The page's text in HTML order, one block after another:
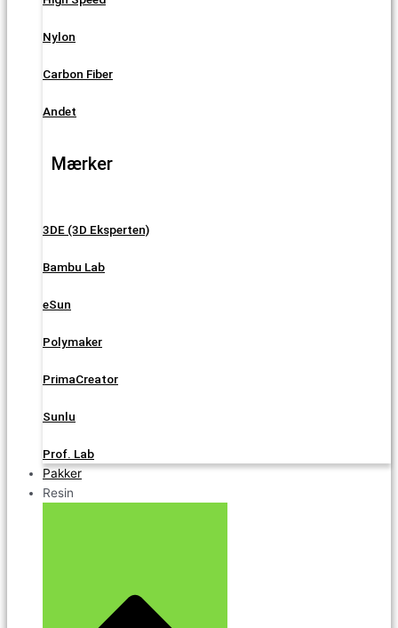
Nylon
Carbon Fiber
Andet
Mærker
3DE (3D Eksperten)
Bambu Lab
eSun
Polymaker
PrimaCreator
Sunlu
Prof. Lab
Pakker
Resin